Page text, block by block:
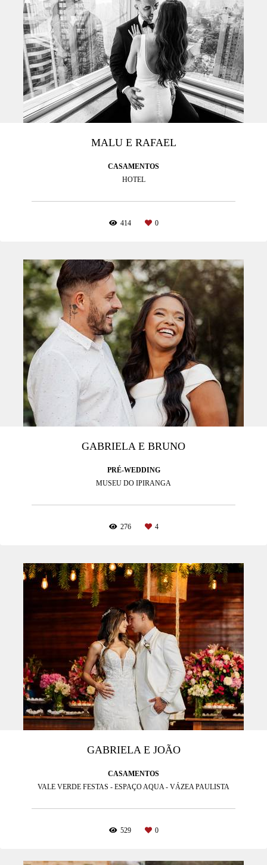
MALU E RAFAEL
CASAMENTOS
HOTEL
414 0
GABRIELA E BRUNO
PRÉ-WEDDING
MUSEU DO IPIRANGA
276 4
GABRIELA E JOÃO
CASAMENTOS
VALE VERDE FESTAS - ESPAÇO AQUA - VÁZEA PAULISTA
529 0